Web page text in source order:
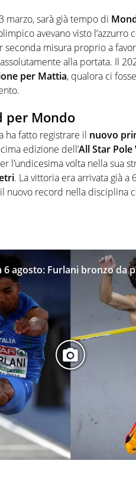
marzo, sarà già tempo di
avevano visto l’azzurro
seconda misura proprio a
alla portata. Il
per Mattia, qualora ci
per Mondo
ha fatto registrare il nuovo
edizione dell’All Star
l’undicesima volta nella sua
. La vittoria era arrivata già a
nuovo record nella disciplina
6 agosto: Furlani bronzo da